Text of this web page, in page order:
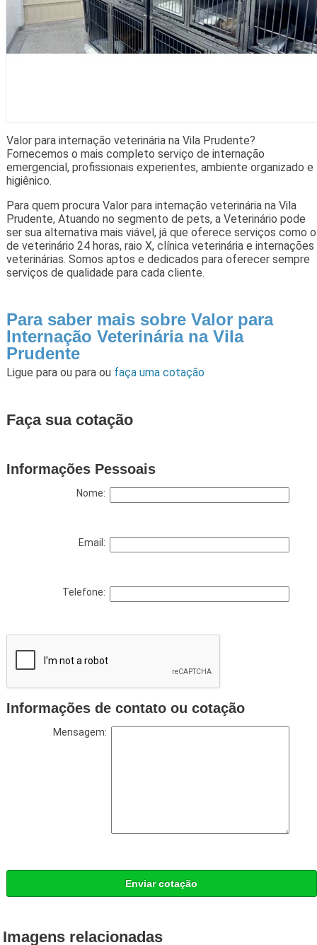
Valor para internação veterinária na Vila Prudente?
Fornecemos o mais completo serviço de internação
emergencial, profissionais experientes, ambiente organizado e
higiênico.
Para quem procura Valor para internação veterinária na Vila
Prudente, Atuando no segmento de pets, a Veterinário pode
ser sua alternativa mais viável, já que oferece serviços como o
de veterinário 24 horas, raio X, clínica veterinária e internações
veterinárias. Somos aptos e dedicados para oferecer sempre
serviços de qualidade para cada cliente.
Para saber mais sobre Valor para
Internação Veterinária na Vila
Prudente
Ligue para ou para ou faça uma cotação
Faça sua cotação
Informações Pessoais
Nome:
Email:
Telefone:
Informações de contato ou cotação
Mensagem:
Enviar cotação
Imagens relacionadas